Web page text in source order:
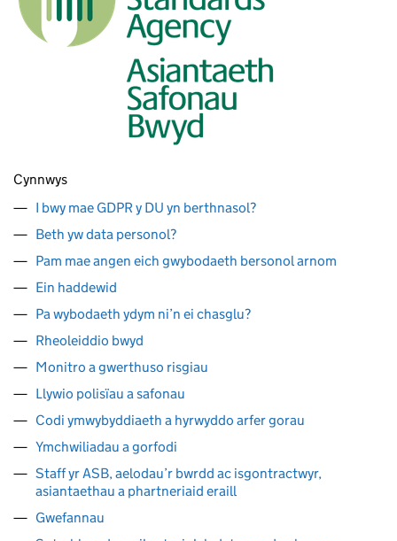
Cynnwys
I bwy mae GDPR y DU yn berthnasol?
Beth yw data personol?
Pam mae angen eich gwybodaeth bersonol arnom
Ein haddewid
Pa wybodaeth ydym ni’n ei chasglu?
Rheoleiddio bwyd
Monitro a gwerthuso risgiau
Llywio polisïau a safonau
Codi ymwybyddiaeth a hyrwyddo arfer gorau
Ymchwiliadau a gorfodi
Staff yr ASB, aelodau’r bwrdd ac isgontractwyr,
asiantaethau a phartneriaid eraill
Gwefannau